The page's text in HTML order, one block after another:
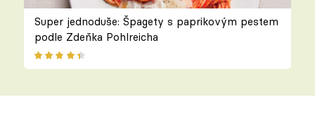
Super jednoduše: Špagety s paprikovým pestem
podle Zdeňka Pohlreicha